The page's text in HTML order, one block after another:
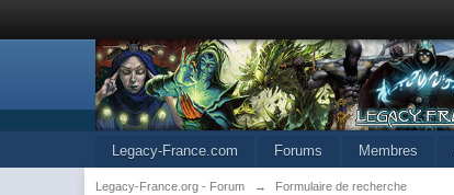
Legacy-France.com Forums Membres
Legacy-France.org - Forum → Formulaire de recherche